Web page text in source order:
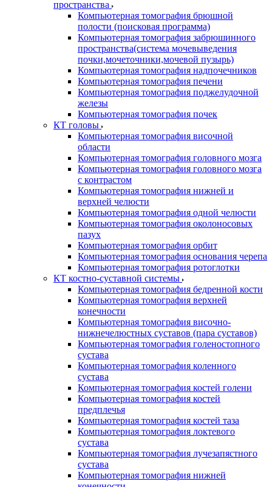
пространства
Компьютерная томография брюшной
полости (поисковая программа)
Компьютерная томография забрюшинного
пространства(система мочевыведения
почки,мочеточники,мочевой пузырь)
Компьютерная томография надпочечников
Компьютерная томография печени
Компьютерная томография поджелудочной
железы
Компьютерная томография почек
КТ головы
Компьютерная томография височной
области
Компьютерная томография головного мозга
Компьютерная томография головного мозга
с контрастом
Компьютерная томография нижней и
верхней челюсти
Компьютерная томография одной челюсти
Компьютерная томография околоносовых
пазух
Компьютерная томография орбит
Компьютерная томография основания черепа
Компьютерная томография ротоглотки
КТ костно-суставной системы
Компьютерная томография бедренной кости
Компьютерная томография верхней
конечности
Компьютерная томография височно-
нижнечелюстных суставов (пара суставов)
Компьютерная томография голеностопного
сустава
Компьютерная томография коленного
сустава
Компьютерная томография костей голени
Компьютерная томография костей
предплечья
Компьютерная томография костей таза
Компьютерная томография локтевого
сустава
Компьютерная томография лучезапястного
сустава
Компьютерная томография нижней